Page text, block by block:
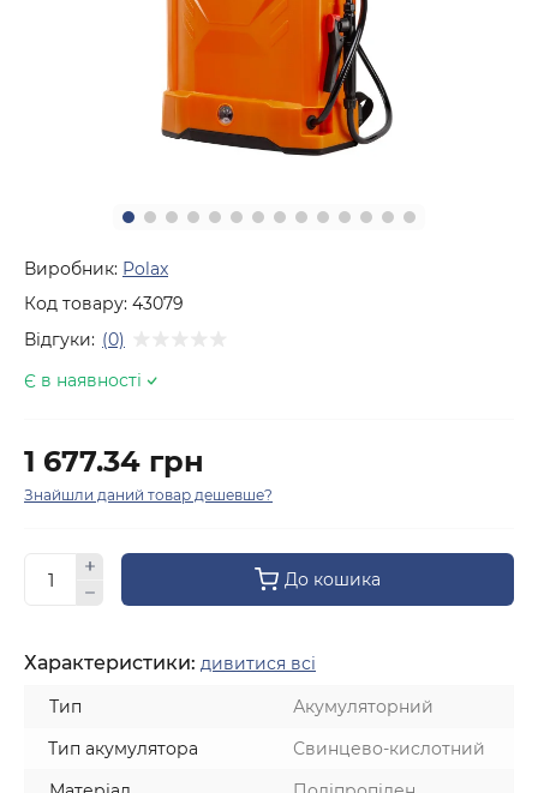
Виробник: Polax
Код товару: 43079
Відгуки: (0)
Є в наявності
1 677.34 грн
Знайшли даний товар дешевше?
До кошика
Характеристики: дивитися всі
Тип
Акумуляторний
Тип акумулятора
Свинцево-кислотний